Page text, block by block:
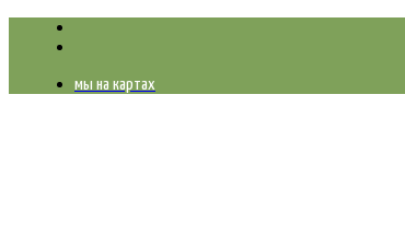
мы на картах